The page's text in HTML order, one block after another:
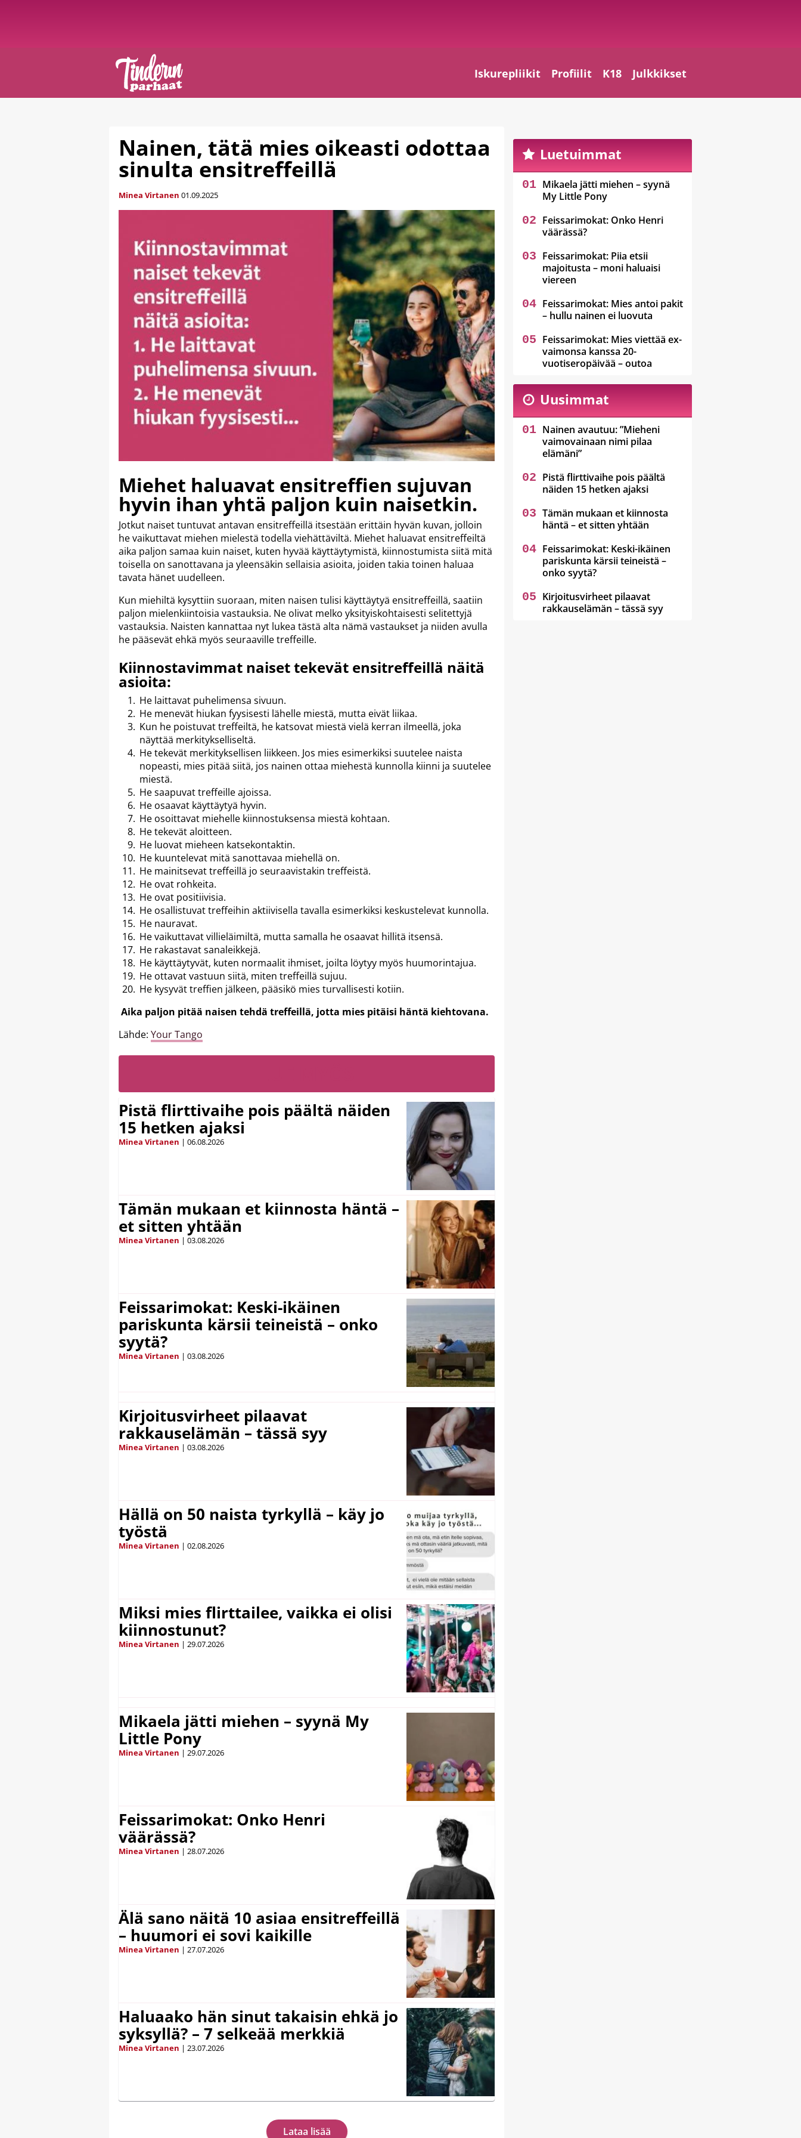
Iskurepliikit Profiilit K18 Julkkikset
Nainen, tätä mies oikeasti odottaa
sinulta ensitreffeillä
Minea Virtanen 01.09.2025
Miehet haluavat ensitreffien sujuvan
hyvin ihan yhtä paljon kuin naisetkin.
Jotkut naiset tuntuvat antavan ensitreffeillä itsestään erittäin hyvän kuvan, jolloin
he vaikuttavat miehen mielestä todella viehättäviltä. Miehet haluavat ensitreffeiltä
aika paljon samaa kuin naiset, kuten hyvää käyttäytymistä, kiinnostumista siitä mitä
toisella on sanottavana ja yleensäkin sellaisia asioita, joiden takia toinen haluaa
tavata hänet uudelleen.
Kun miehiltä kysyttiin suoraan, miten naisen tulisi käyttäytyä ensitreffeillä, saatiin
paljon mielenkiintoisia vastauksia. Ne olivat melko yksityiskohtaisesti selitettyjä
vastauksia. Naisten kannattaa nyt lukea tästä alta nämä vastaukset ja niiden avulla
he pääsevät ehkä myös seuraaville treffeille.
Kiinnostavimmat naiset tekevät ensitreffeillä näitä
asioita:
He laittavat puhelimensa sivuun.
He menevät hiukan fyysisesti lähelle miestä, mutta eivät liikaa.
Kun he poistuvat treffeiltä, he katsovat miestä vielä kerran ilmeellä, joka
näyttää merkitykselliseltä.
He tekevät merkityksellisen liikkeen. Jos mies esimerkiksi suutelee naista
nopeasti, mies pitää siitä, jos nainen ottaa miehestä kunnolla kiinni ja suutelee
miestä.
He saapuvat treffeille ajoissa.
He osaavat käyttäytyä hyvin.
He osoittavat miehelle kiinnostuksensa miestä kohtaan.
He tekevät aloitteen.
He luovat mieheen katsekontaktin.
He kuuntelevat mitä sanottavaa miehellä on.
He mainitsevat treffeillä jo seuraavistakin treffeistä.
He ovat rohkeita.
He ovat positiivisia.
He osallistuvat treffeihin aktiivisella tavalla esimerkiksi keskustelevat kunnolla.
He nauravat.
He vaikuttavat villieläimiltä, mutta samalla he osaavat hillitä itsensä.
He rakastavat sanaleikkejä.
He käyttäytyvät, kuten normaalit ihmiset, joilta löytyy myös huumorintajua.
He ottavat vastuun siitä, miten treffeillä sujuu.
He kysyvät treffien jälkeen, pääsikö mies turvallisesti kotiin.
Aika paljon pitää naisen tehdä treffeillä, jotta mies pitäisi häntä kiehtovana.
Lähde: Your Tango
Pistä flirttivaihe pois päältä näiden
15 hetken ajaksi
Minea Virtanen | 06.08.2026
Tämän mukaan et kiinnosta häntä –
et sitten yhtään
Minea Virtanen | 03.08.2026
Feissarimokat: Keski-ikäinen
pariskunta kärsii teineistä – onko
syytä?
Minea Virtanen | 03.08.2026
Kirjoitusvirheet pilaavat
rakkauselämän – tässä syy
Minea Virtanen | 03.08.2026
Hällä on 50 naista tyrkyllä – käy jo
työstä
Minea Virtanen | 02.08.2026
Miksi mies flirttailee, vaikka ei olisi
kiinnostunut?
Minea Virtanen | 29.07.2026
Mikaela jätti miehen – syynä My
Little Pony
Minea Virtanen | 29.07.2026
Feissarimokat: Onko Henri
väärässä?
Minea Virtanen | 28.07.2026
Älä sano näitä 10 asiaa ensitreffeillä
– huumori ei sovi kaikille
Minea Virtanen | 27.07.2026
Haluaako hän sinut takaisin ehkä jo
syksyllä? – 7 selkeää merkkiä
Minea Virtanen | 23.07.2026
Lataa lisää
Luetuimmat
Mikaela jätti miehen – syynä
My Little Pony
Feissarimokat: Onko Henri
väärässä?
Feissarimokat: Piia etsii
majoitusta – moni haluaisi
viereen
Feissarimokat: Mies antoi pakit
– hullu nainen ei luovuta
Feissarimokat: Mies viettää ex-
vaimonsa kanssa 20-
vuotiseropäivää – outoa
Uusimmat
Nainen avautuu: ”Mieheni
vaimovainaan nimi pilaa
elämäni”
Pistä flirttivaihe pois päältä
näiden 15 hetken ajaksi
Tämän mukaan et kiinnosta
häntä – et sitten yhtään
Feissarimokat: Keski-ikäinen
pariskunta kärsii teineistä –
onko syytä?
Kirjoitusvirheet pilaavat
rakkauselämän – tässä syy